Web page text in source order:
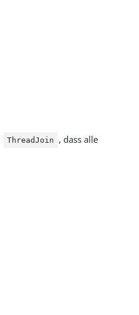
ThreadJoin
, dass alle